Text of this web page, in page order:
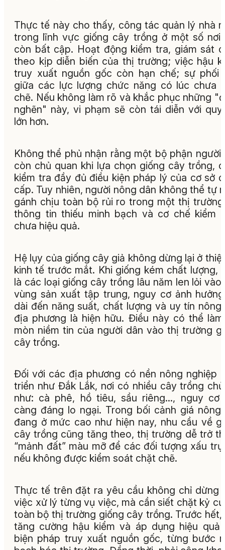
Thực tế này cho thấy, công tác quản lý nhà
trong lĩnh vực giống cây trồng ở một số nơi
còn bất cập. Hoạt động kiểm tra, giám sát
theo kịp diễn biến của thị trường; việc hậu
truy xuất nguồn gốc còn hạn chế; sự phối
giữa các lực lượng chức năng có lúc chưa
chẽ. Nếu không làm rõ và khắc phục những
nghẽn" này, vi phạm sẽ còn tái diễn với
lớn hơn.
Không thể phủ nhận rằng một bộ phận người
còn chủ quan khi lựa chọn giống cây trồng,
kiểm tra đầy đủ điều kiện pháp lý của cơ sở
cấp. Tuy nhiên, người nông dân không thể tự
gánh chịu toàn bộ rủi ro trong một thị
thông tin thiếu minh bạch và cơ chế kiểm
chưa hiệu quả.
Hệ lụy của giống cây giả không dừng lại ở
kinh tế trước mắt. Khi giống kém chất lượng,
là các loại giống cây trồng lâu năm len lỏi vào
vùng sản xuất tập trung, nguy cơ ảnh
dài đến năng suất, chất lượng và uy tín nông
địa phương là hiện hữu. Điều này có thể
mòn niềm tin của người dân vào thị trường
cây trồng.
Đối với các địa phương có nền nông nghiệp
triển như Đắk Lắk, nơi có nhiều cây trồng
như: cà phê, hồ tiêu, sầu riêng..., nguy cơ
càng đáng lo ngại. Trong bối cảnh giá nông
đang ở mức cao như hiện nay, nhu cầu về
cây trồng cũng tăng theo, thị trường dễ trở
“mảnh đất” màu mỡ để các đối tượng xấu
nếu không được kiểm soát chặt chẽ.
Thực tế trên đặt ra yêu cầu không chỉ dừng
việc xử lý từng vụ việc, mà cần siết chặt kỷ
toàn bộ thị trường giống cây trồng. Trước hết,
tăng cường hậu kiểm và áp dụng hiệu quả
biện pháp truy xuất nguồn gốc, từng bước